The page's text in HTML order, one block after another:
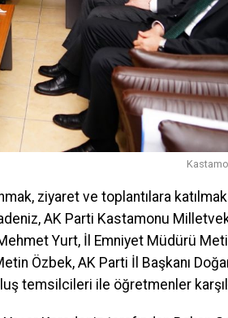
ziyaret ve toplantılara
AK Parti Kastamonu
Yurt, İl Emniyet Müdürü
Özbek, AK Parti İl Başkanı
temsilcileri ile öğretmenler